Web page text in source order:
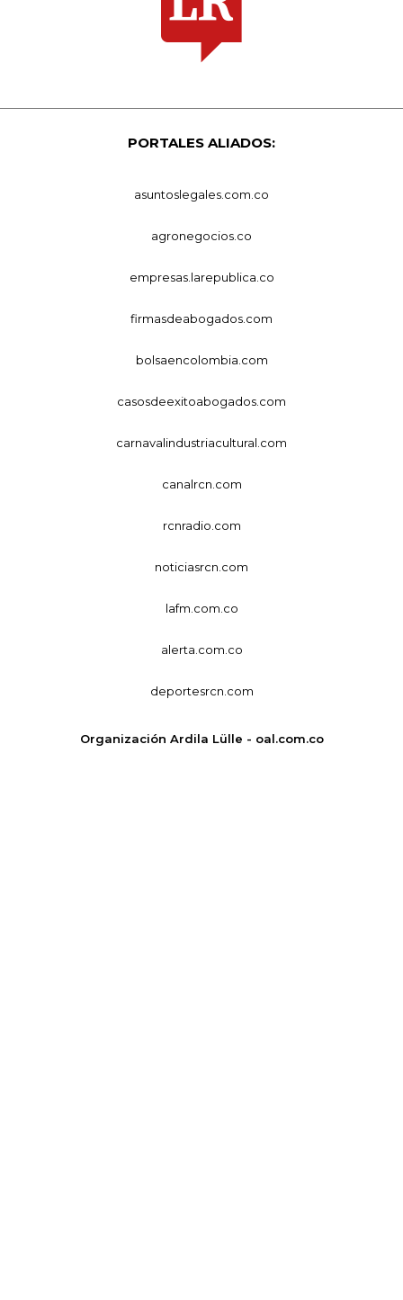
PORTALES ALIADOS:
asuntoslegales.com.co
agronegocios.co
empresas.larepublica.co
firmasdeabogados.com
bolsaencolombia.com
casosdeexitoabogados.com
carnavalindustriacultural.com
canalrcn.com
rcnradio.com
noticiasrcn.com
lafm.com.co
alerta.com.co
deportesrcn.com
Organización Ardila Lülle - oal.com.co